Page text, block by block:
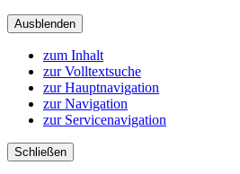
Ausblenden
zum Inhalt
zur Volltextsuche
zur Hauptnavigation
zur Navigation
zur Servicenavigation
Schließen